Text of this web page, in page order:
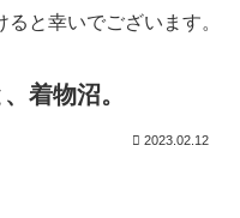
と幸いでございます。
着物沼。
2023.02.12